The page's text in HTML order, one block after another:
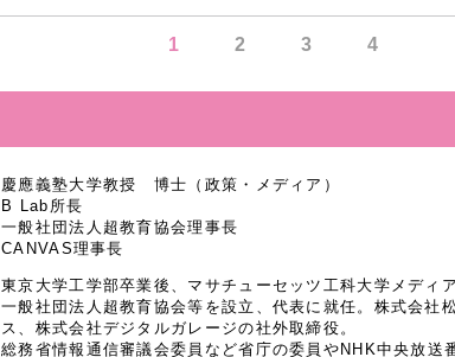
1 2 3 4
慶應義塾大学教授 博士（政策・メディア）
B Lab所長
一般社団法人超教育協会理事長
CANVAS理事長
東京大学工学部卒業後、マサチューセッツ工科大学メディ
一般社団法人超教育協会等を設立、代表に就任。株式会社
ス、株式会社デジタルガレージの社外取締役。
総務省情報通信審議会委員など省庁の委員やNHK中央放送